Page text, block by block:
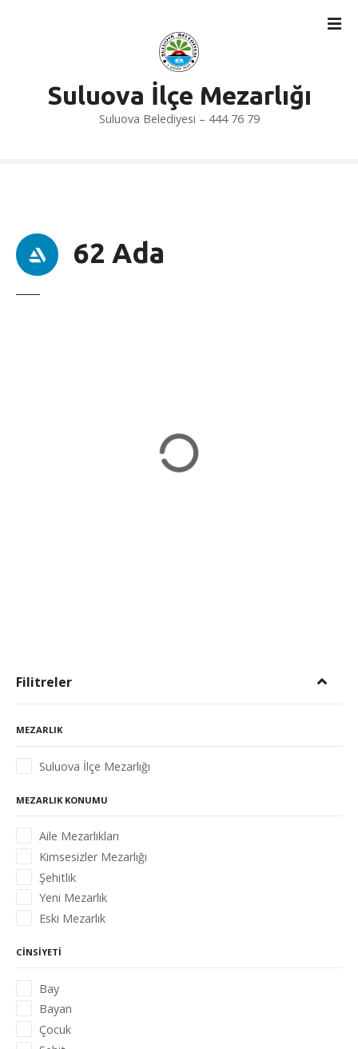
Suluova İlçe Mezarlığı
Suluova Belediyesi – 444 76 79
62 Ada
Filitreler
MEZARLIK
Suluova İlçe Mezarlığı
MEZARLIK KONUMU
Aile Mezarlıkları
Kimsesizler Mezarlığı
Şehitlik
Yeni Mezarlık
Eski Mezarlık
CINSIYETI
Bay
Bayan
Çocuk